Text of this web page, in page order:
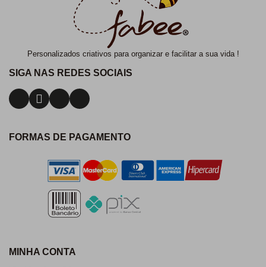
Personalizados criativos para organizar e facilitar a sua vida !
SIGA NAS REDES SOCIAIS
FORMAS DE PAGAMENTO
MINHA CONTA